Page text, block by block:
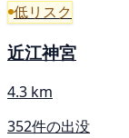
低リスク
近江神宮
4.3 km
352件の出没